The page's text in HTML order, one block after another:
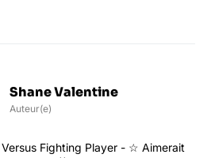
Shane Valentine
Auteur(e)
Fighting Player - ☆ Aimerait